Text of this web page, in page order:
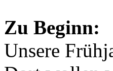
Zu Beginn:
Unsere